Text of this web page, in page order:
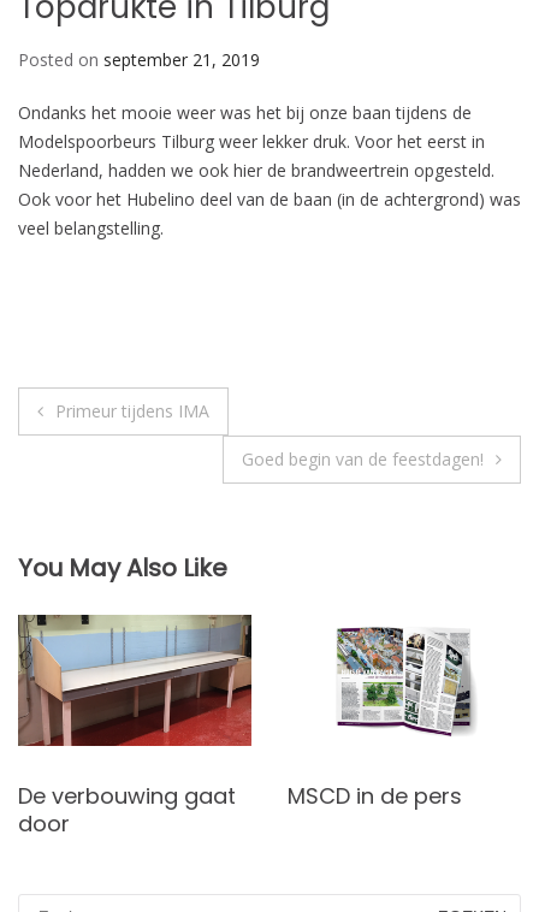
Posted on september 21, 2019
Ondanks het mooie weer was het bij onze baan tijdens de
Modelspoorbeurs Tilburg weer lekker druk. Voor het eerst in
Nederland, hadden we ook hier de brandweertrein opgesteld.
Ook voor het Hubelino deel van de baan (in de achtergrond) was
veel belangstelling.
Bericht
Primeur tijdens IMA
Goed begin van de feestdagen!
You May Also Like
De verbouwing gaat
door
MSCD in de pers